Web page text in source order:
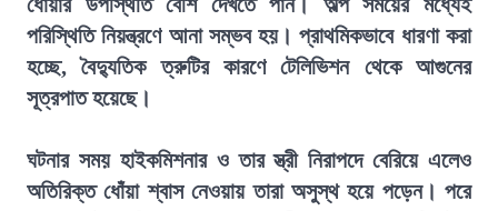
পরিস্থিতি নিয়ন্ত্রণে আনা সম্ভব হয়। প্রাথমিকভাবে ধারণা করা
হচ্ছে, বৈদ্যুতিক ত্রুটির কারণে টেলিভিশন থেকে আগুনের
সূত্রপাত হয়েছে।
ঘটনার সময় হাইকমিশনার ও তার স্ত্রী নিরাপদে বেরিয়ে এলেও
অতিরিক্ত ধোঁয়া শ্বাস নেওয়ায় তারা অসুস্থ হয়ে পড়েন। পরে